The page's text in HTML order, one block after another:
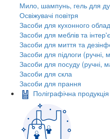
Мило, шампунь, гель для
Освіжувачі повітря
Засоби для кухонного
Засоби для меблів та
Засоби для миття та
Засоби для підлоги (ручні,
Засоби для посуду (ручні,
Засоби для скла
Засоби для прання
Поліграфічна продукція